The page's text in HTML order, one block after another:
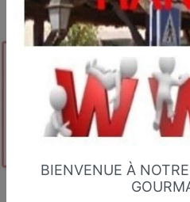
BIENVENUE À